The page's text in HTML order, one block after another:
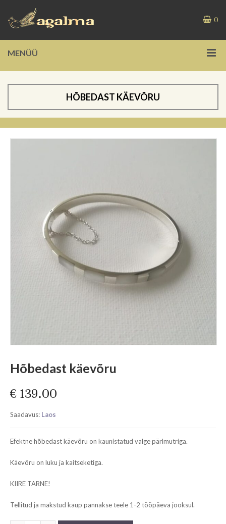
0
MENÜÜ
HÕBEDAST KÄEVÕRU
Hõbedast käevõru
€ 139.00
Saadavus: Laos
Efektne hõbedast käevõru on kaunistatud valge pärlmutriga.
Käevõru on luku ja kaitseketiga.
KIIRE TARNE!
Tellitud ja makstud kaup pannakse teele 1-2 tööpäeva jooksul.